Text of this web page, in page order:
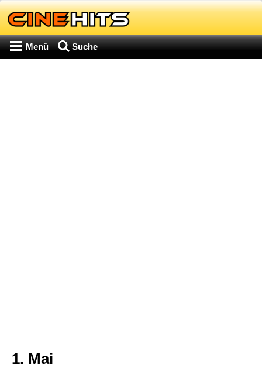
Menü Suche
1. Mai